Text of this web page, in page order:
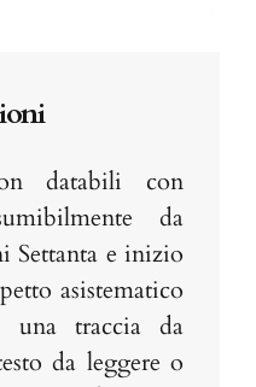
databili con
da
Settanta e inizio
asistematico
una traccia da
da leggere o